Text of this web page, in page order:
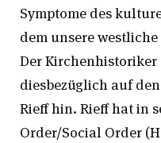
Symptome des
dem unsere
Der Kirchenhistoriker
diesbezüglich auf
Rieff hin. Rieff hat in
Order/Social Order